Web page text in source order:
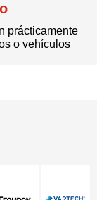
prácticamente
o vehículos